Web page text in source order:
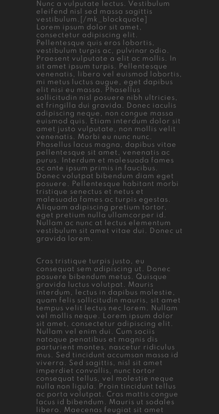
Nunc a vulputate lectus. Vestibulum
eleifend nisl sed massa sagittis
vestibulum.[/mk_blockquote]
Lorem ipsum dolor sit amet,
consectetur adipiscing elit.
Pellentesque quis eros lobortis,
vestibulum turpis ac, pulvinar odio.
Praesent vulputate a elit ac mollis. In
sit amet ipsum turpis. Pellentesque
venenatis, libero vel euismod lobortis,
mi metus luctus augue, eget dapibus
elit nisi eu massa. Phasellus
sollicitudin nisl posuere nibh ultricies,
et fringilla dui gravida. Donec iaculis
adipiscing neque, non congue massa
euismod quis. Etiam interdum dolor sit
amet justo vulputate, non mollis velit
venenatis. Morbi eu nunc nunc.
Phasellus lacus magna, dapibus vitae
pellentesque sit amet, venenatis ac
purus. Interdum et malesuada fames
ac ante ipsum primis in faucibus.
Donec volutpat bibendum diam eget
posuere. Pellentesque habitant morbi
tristique senectus et netus et
malesuada fames ac turpis egestas.
Aliquam adipiscing pretium tortor,
eget pretium nulla ullamcorper id.
Nullam ac nunc at lectus elementum
vestibulum sit amet vitae dui. Donec ut
gravida lorem.
Cras tristique turpis justo, eu
consequat sem adipiscing ut. Donec
posuere bibendum metus. Quisque
gravida luctus volutpat. Mauris
interdum, lectus in dapibus molestie,
quam felis sollicitudin mauris, sit amet
tempus velit lectus nec lorem. Nullam
vel mollis neque. Lorem ipsum dolor
sit amet, consectetur adipiscing elit.
Nullam vel enim dui. Cum sociis
natoque penatibus et magnis dis
parturient montes, nascetur ridiculus
mus. Sed tincidunt accumsan massa id
viverra. Sed sagittis, nisl sit amet
imperdiet convallis, nunc tortor
consequat tellus, vel molestie neque
nulla non ligula. Proin tincidunt tellus
ac porta volutpat. Cras mattis congue
lacus id bibendum. Mauris ut sodales
libero. Maecenas feugiat sit amet